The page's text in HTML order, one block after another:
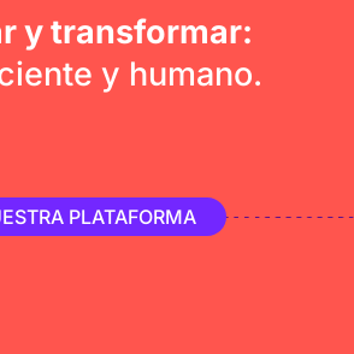
y transformar:
y humano.
PLATAFORMA